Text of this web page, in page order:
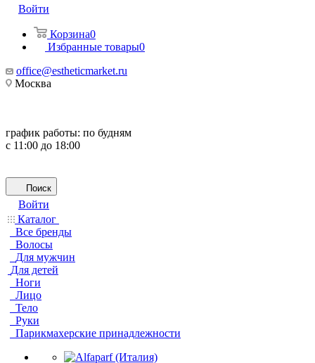
Войти
Корзина0
Избранные товары0
office@estheticmarket.ru
Москва
график работы: по будням
с 11:00 до 18:00
Поиск
Войти
Каталог
Все бренды
Волосы
Для мужчин
Для детей
Ноги
Лицо
Тело
Руки
Парикмахерские принадлежности